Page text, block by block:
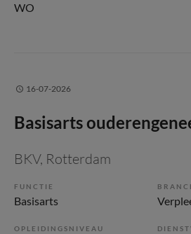
WO
16-07-2026
Basisarts
BKV, Rotterdam
FUNCTIE
Basisarts
OPLEIDINGSNIVEAU